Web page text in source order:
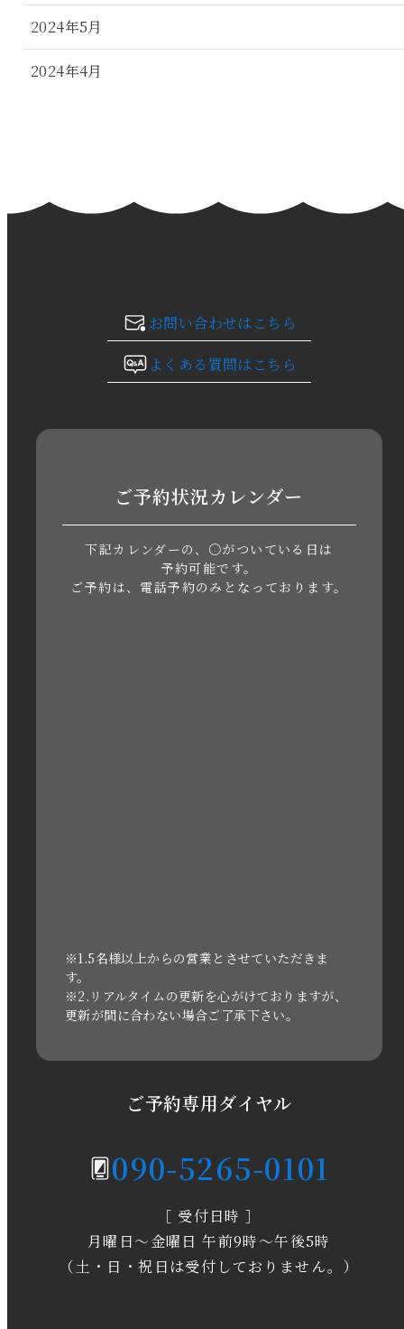
2024年5月
2024年4月
2024年1月
2023年10月
2023年8月
2023年5月
2021年3月
2020年11月
2020年3月
2020年1月
お問い合わせはこちら
よくある質問はこちら
ご予約状況カレンダー
下記カレンダーの、○がついている日は
予約可能です。
ご予約は、電話予約のみとなっております。
※1.5名様以上からの営業とさせていただきま
す。
※2.リアルタイムの更新を心がけておりますが、
更新が間に合わない場合ご了承下さい。
ご予約専用ダイヤル
090-5265-0101
［ 受付日時 ］
月曜日～金曜日 午前9時～午後5時
（土・日・祝日は受付しておりません。）